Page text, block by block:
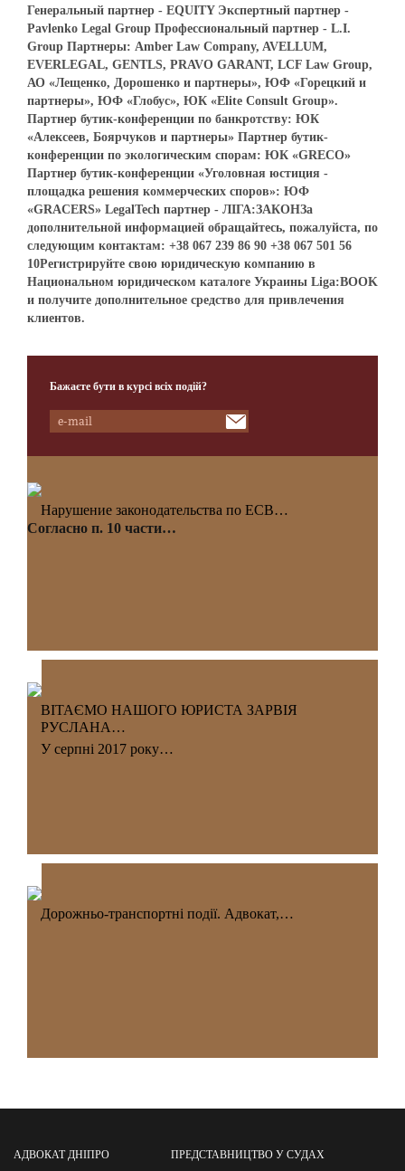
Генеральный партнер - EQUITY Экспертный партнер -
Pavlenko Legal Group Профессиональный партнер - L.I.
Group Партнеры: Amber Law Company, AVELLUM,
EVERLEGAL, GENTLS, PRAVO GARANT, LCF Law Group,
АО «Лещенко, Дорошенко и партнеры», ЮФ «Горецкий и
партнеры», ЮФ «Глобус», ЮК «Elite Consult Group».
Партнер бутик-конференции по банкротству: ЮК
«Алексеев, Боярчуков и партнеры» Партнер бутик-
конференции по экологическим спорам: ЮК «GRECO»
Партнер бутик-конференции «Уголовная юстиция -
площадка решения коммерческих споров»: ЮФ
«GRACERS» LegalTech партнер - ЛІГА:ЗАКОНЗа
дополнительной информацией обращайтесь, пожалуйста, по
следующим контактам: +38 067 239 86 90 +38 067 501 56
10Регистрируйте свою юридическую компанию в
Национальном юридическом каталоге Украины Liga:BOOK
и получите дополнительное средство для привлечения
клиентов.
Бажаєте бути в курсі всіх подій?
Нарушение законодательства по ЕСВ…
Согласно п. 10 части…
ВІТАЄМО НАШОГО ЮРИСТА ЗАРВІЯ
РУСЛАНА…
У серпні 2017 року…
Дорожньо-транспортні події. Адвокат,…
АДВОКАТ ДНІПРО ПРЕДСТАВНИЦТВО У СУДАХ